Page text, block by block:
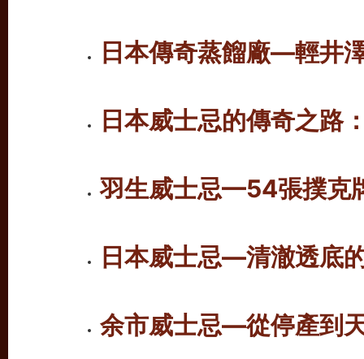
日本傳奇蒸餾廠—輕井
日本威士忌的傳奇之路
羽生威士忌—54張撲克
日本威士忌—清澈透底
余市威士忌—從停產到